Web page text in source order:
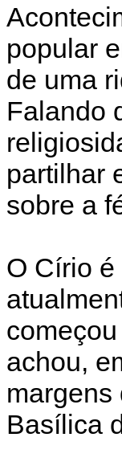
popular
de uma
Falando
partilhar
sobre a
O Círio
achou,
margens
Basílica